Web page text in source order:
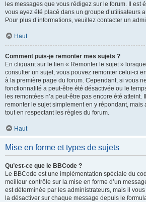
les messages que vous rédigez sur le forum. Il est
vous ayez été placé dans un groupe d’utilisateurs
Pour plus d’informations, veuillez contacter un
Haut
Comment puis-je remonter mes sujets ?
En cliquant sur le lien « Remonter le sujet »
consulter un sujet, vous pouvez remonter celui-ci
à la première page du forum. Cependant, si vous
fonctionnalité a peut-être été désactivée ou le
les remontées n’a peut-être pas encore été atteint.
remonter le sujet simplement en y répondant, mais
tout en respectant les règles du forum.
Haut
Mise en forme et types de sujets
Qu’est-ce que le BBCode ?
Le BBCode est une implémentation spéciale du
meilleur contrôle sur la mise en forme d’un
est déterminée par les administrateurs, mais il
la désactiver sur chaque message depuis le